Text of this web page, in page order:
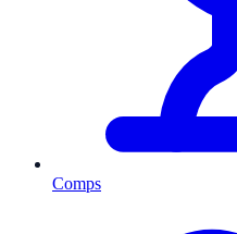
Comps